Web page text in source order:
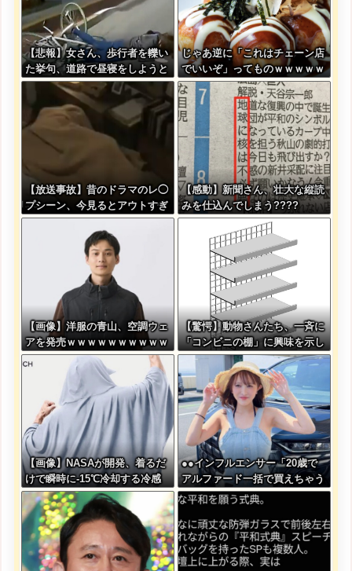
【悲報】女さん、歩行者を轢い
た挙句、道路で昼寝をしようと
してしまう
じゃあ逆に「これはチェーン店
でいいぞ」ってものｗｗｗｗｗ
ｗｗｗ
【放送事故】昔のドラマのレ◯
プシーン、今見るとアウトすぎ
る・・・
【感動】新聞さん、壮大な縦読
みを仕込んでしまう????
【画像】洋服の青山、空調ウェ
アを発売ｗｗｗｗｗｗｗｗｗｗ
ｗｗｗｗ
【驚愕】動物さんたち、一斉に
「コンビニの棚」に興味を示し
始める・・・
【画像】NASAが開発、着るだ
けで瞬時に-15℃冷却する冷感
ポンチョが3,980円ｗｗｗｗｗ
●●インフルエンサー「20歳で
アルファード一括で買えちゃう
私って素敵」